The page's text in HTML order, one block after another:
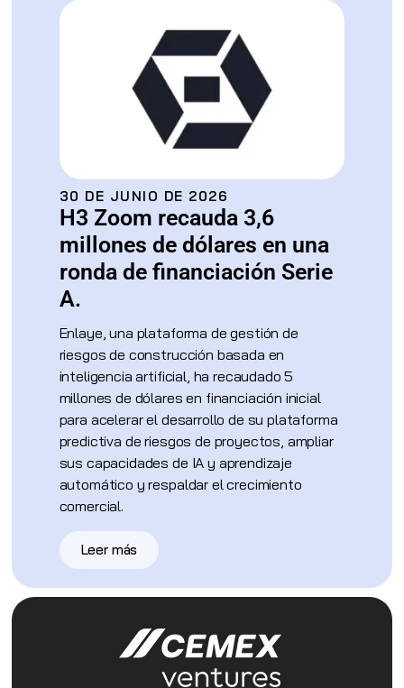
30 DE JUNIO DE 2026
H3 Zoom recauda 3,6
millones de dólares en una
ronda de financiación Serie
A.
Enlaye, una plataforma de gestión de
riesgos de construcción basada en
inteligencia artificial, ha recaudado 5
millones de dólares en financiación inicial
para acelerar el desarrollo de su plataforma
predictiva de riesgos de proyectos, ampliar
sus capacidades de IA y aprendizaje
automático y respaldar el crecimiento
comercial.
Leer más